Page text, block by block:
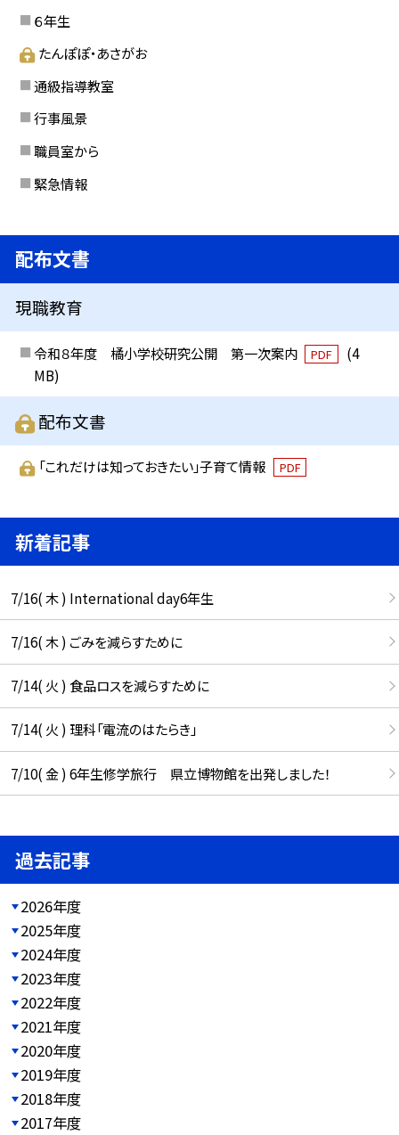
６年生
たんぽぽ・あさがお
通級指導教室
行事風景
職員室から
緊急情報
配布文書
現職教育
令和８年度 橘小学校研究公開 第一次案内 PDF
(4
MB)
配布文書
「これだけは知っておきたい」子育て情報 PDF
新着記事
7/16( 木 ) International day6年生
7/16( 木 ) ごみを減らすために
7/14( 火 ) 食品ロスを減らすために
7/14( 火 ) 理科「電流のはたらき」
7/10( 金 ) 6年生修学旅行 県立博物館を出発しました！
過去記事
2026年度
2025年度
2024年度
2023年度
2022年度
2021年度
2020年度
2019年度
2018年度
2017年度